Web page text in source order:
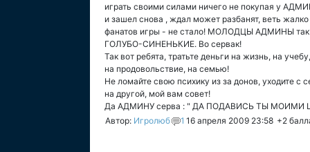
играть своими силами ничего не покупая у
и зашел снова , ждал может разбанят, веть
фанатов игры - не стало! МОЛОДЦЫ АДМИНЫ так
ГОЛУБО-СИНЕНЬКИЕ. Во сервак!
Так вот ребята, тратьте деньги на жизнь, на учебу,
на продовольствие, на семью!
Не ломайте свою психику из за донов, уходите с
на другой, мой вам совет!
Да АДМИНУ серва : " ДА ПОДАВИСЬ ТЫ
Автор: Игролюб 1 16 апреля 2009 23:58 +2